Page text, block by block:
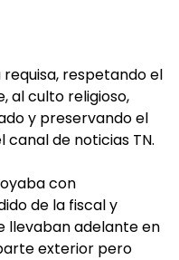
requisa, respetando el
al culto religioso,
y preservando el
canal de noticias TN.
con
de la fiscal y
llevaban adelante en
exterior pero